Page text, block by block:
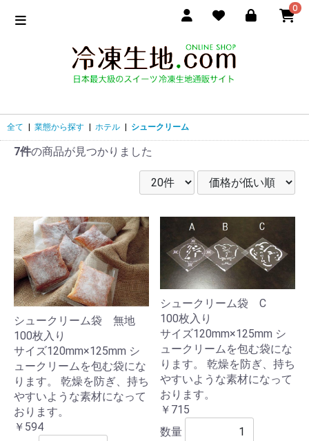
0
全て 業態から探す ホテル シュークリーム
7件の商品が見つかりました
シュークリーム袋 無地
100枚入り
サイズ120mm×125mm シ
ュークリームを包む袋にな
ります。 乾燥を防ぎ、持ち
やすいような素材になって
おります。
￥594
シュークリーム袋 C
100枚入り
サイズ120mm×125mm シ
ュークリームを包む袋にな
ります。 乾燥を防ぎ、持ち
やすいような素材になって
おります。
￥715
数量